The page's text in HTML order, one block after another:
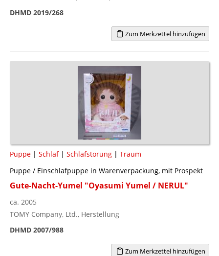
DHMD 2019/268
Zum Merkzettel hinzufügen
Puppe | Schlaf| Schlafstörung | Traum
Puppe / Einschlafpuppe in Warenverpackung, mit Prospekt
Gute-Nacht-Yumel "Oyasumi Yumel / NERUL"
ca. 2005
TOMY Company, Ltd., Herstellung
DHMD 2007/988
Zum Merkzettel hinzufügen